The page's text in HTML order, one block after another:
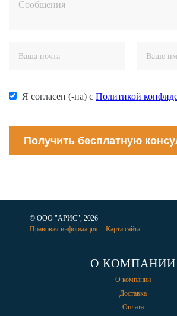
Я согласен (-на) с Политикой
Получить бесплатную
© ООО "АРИС", 2026
Правовая информация
Карта сайта
О КОМПАНИИ
О компании
Доставка
Оплата